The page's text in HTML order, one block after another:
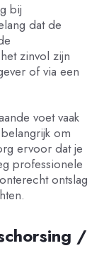
bij
dat de
zinvol zijn
of via een
voet vaak
om
ervoor dat je
professionele
ontslag
/